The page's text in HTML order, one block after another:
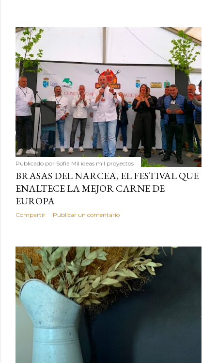
Publicado por Sofía Mil ideas mil proyectos
BRASAS DEL NARCEA, EL FESTIVAL QUE
ENALTECE LA MEJOR CARNE DE
EUROPA
Compartir Publicar un comentario